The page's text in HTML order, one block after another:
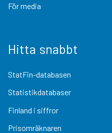
För media
Hitta snabbt
StatFin-databasen
Statistikdatabaser
Finland i siffror
Prisomräknaren